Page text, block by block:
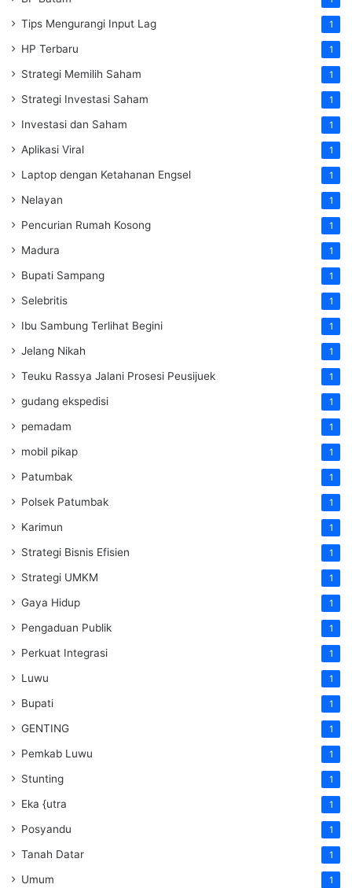
Tips Mengurangi Input Lag 1
HP Terbaru 1
Strategi Memilih Saham 1
Strategi Investasi Saham 1
Investasi dan Saham 1
Aplikasi Viral 1
Laptop dengan Ketahanan Engsel 1
Nelayan 1
Pencurian Rumah Kosong 1
Madura 1
Bupati Sampang 1
Selebritis 1
Ibu Sambung Terlihat Begini 1
Jelang Nikah 1
Teuku Rassya Jalani Prosesi Peusijuek 1
gudang ekspedisi 1
pemadam 1
mobil pikap 1
Patumbak 1
Polsek Patumbak 1
Karimun 1
Strategi Bisnis Efisien 1
Strategi UMKM 1
Gaya Hidup 1
Pengaduan Publik 1
Perkuat Integrasi 1
Luwu 1
Bupati 1
GENTING 1
Pemkab Luwu 1
Stunting 1
Eka {utra 1
Posyandu 1
Tanah Datar 1
Umum 1